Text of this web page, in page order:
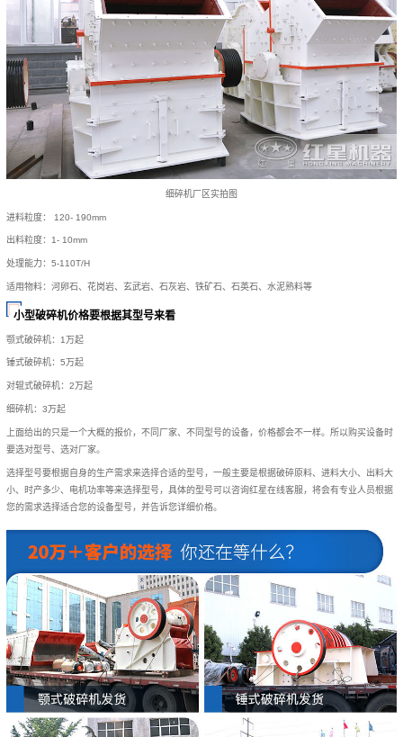
细碎机厂区实拍图
进料粒度： 120- 190mm
出料粒度：1- 10mm
处理能力：5-110T/H
适用物料：河卵石、花岗岩、玄武岩、石灰岩、铁矿石、石英石、水泥熟料等
小型破碎机价格要根据其型号来看
颚式破碎机：1万起
锤式破碎机：5万起
对辊式破碎机：2万起
细碎机：3万起
上面给出的只是一个大概的报价，不同厂家、不同型号的设备，价格都会不一样。所以购买设备时
要选对型号、选对厂家。
选择型号要根据自身的生产需求来选择合适的型号，一般主要是根据破碎原料、进料大小、出料大
小、时产多少、电机功率等来选择型号，具体的型号可以咨询红星在线客服，将会有专业人员根据
您的需求选择适合您的设备型号，并告诉您详细价格。